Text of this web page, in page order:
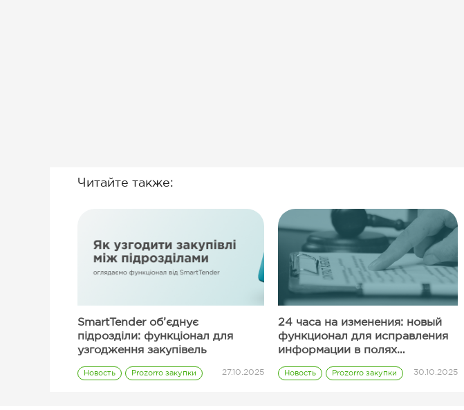
Читайте также:
SmartTender об’єднує
підрозділи: функціонал для
узгодження закупівель
Новость Prozorro закупки 27.10.2025
24 часа на изменения: новый
функционал для исправления
информации в полях
тендерного предложения
Новость Prozorro закупки 30.10.2025